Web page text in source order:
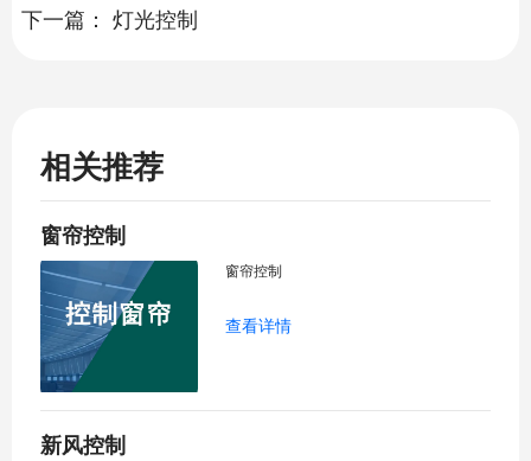
下一篇： 灯光控制
相关推荐
窗帘控制
窗帘控制
查看详情
新风控制